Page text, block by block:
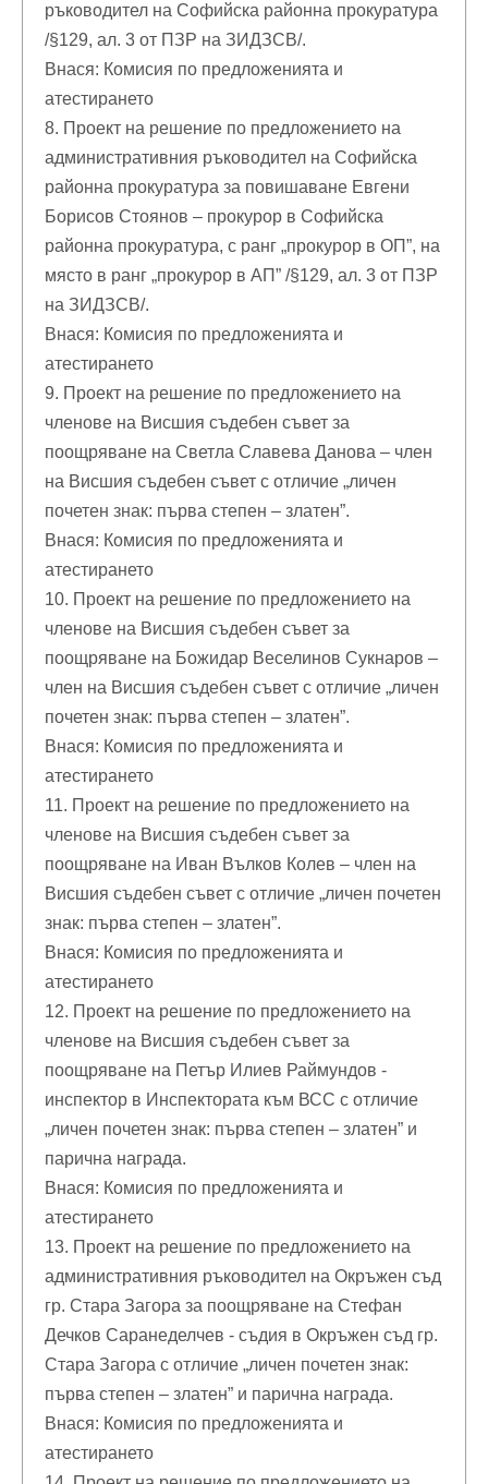
ръководител на Софийска районна прокуратура
/§129, ал. 3 от ПЗР на ЗИДЗСВ/.
Внася: Комисия по предложенията и
атестирането
8. Проект на решение по предложението на
административния ръководител на Софийска
районна прокуратура за повишаване Евгени
Борисов Стоянов – прокурор в Софийска
районна прокуратура, с ранг „прокурор в ОП”, на
място в ранг „прокурор в АП” /§129, ал. 3 от ПЗР
на ЗИДЗСВ/.
Внася: Комисия по предложенията и
атестирането
9. Проект на решение по предложението на
членове на Висшия съдебен съвет за
поощряване на Светла Славева Данова – член
на Висшия съдебен съвет с отличие „личен
почетен знак: първа степен – златен”.
Внася: Комисия по предложенията и
атестирането
10. Проект на решение по предложението на
членове на Висшия съдебен съвет за
поощряване на Божидар Веселинов Сукнаров –
член на Висшия съдебен съвет с отличие „личен
почетен знак: първа степен – златен”.
Внася: Комисия по предложенията и
атестирането
11. Проект на решение по предложението на
членове на Висшия съдебен съвет за
поощряване на Иван Вълков Колев – член на
Висшия съдебен съвет с отличие „личен почетен
знак: първа степен – златен”.
Внася: Комисия по предложенията и
атестирането
12. Проект на решение по предложението на
членове на Висшия съдебен съвет за
поощряване на Петър Илиев Раймундов -
инспектор в Инспектората към ВСС с отличие
„личен почетен знак: първа степен – златен” и
парична награда.
Внася: Комисия по предложенията и
атестирането
13. Проект на решение по предложението на
административния ръководител на Окръжен съд
гр. Стара Загора за поощряване на Стефан
Дечков Саранеделчев - съдия в Окръжен съд гр.
Стара Загора с отличие „личен почетен знак:
първа степен – златен” и парична награда.
Внася: Комисия по предложенията и
атестирането